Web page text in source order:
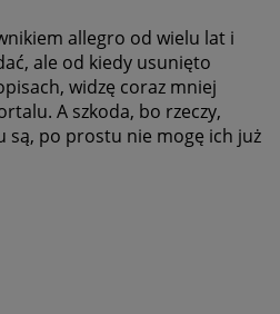
allegro od wielu lat i
ale od kiedy usunięto
widzę coraz mniej
A szkoda, bo rzeczy,
po prostu nie mogę ich już